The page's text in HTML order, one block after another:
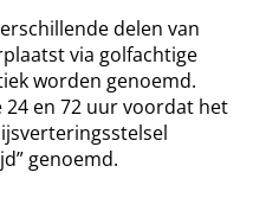
delen van
via golfachtige
worden genoemd.
en 72 uur voordat het
genoemd.